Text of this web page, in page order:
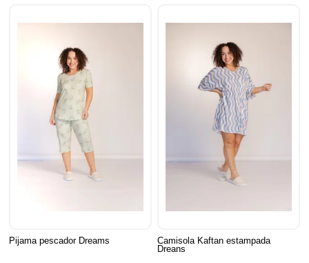
Pijama pescador Dreams
Camisola Kaftan estampada
Dreans